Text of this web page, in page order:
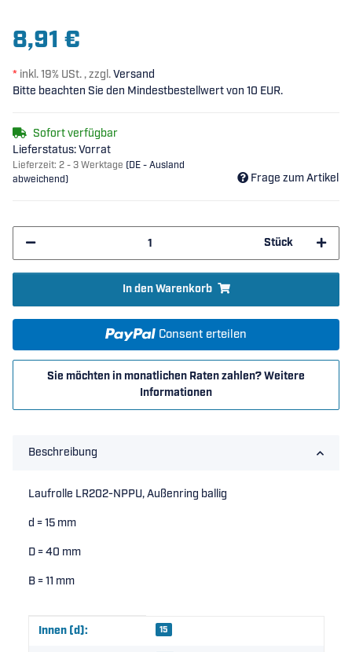
8,91 €
* inkl. 19% USt. , zzgl.Versand
Bitte beachten Sie den Mindestbestellwert von 10 EUR.
Sofort verfügbar
Lieferstatus: Vorrat
Lieferzeit: 2 - 3 Werktage (DE - Ausland
abweichend)
Frage zum Artikel
Stück
In den Warenkorb
Consent erteilen
Sie möchten in monatlichen Raten zahlen?Weitere
Informationen
Beschreibung
Laufrolle LR202-NPPU, Außenring ballig
d = 15 mm
D = 40 mm
B = 11 mm
Produkteigenschaft
Wert
Innen (d): 15